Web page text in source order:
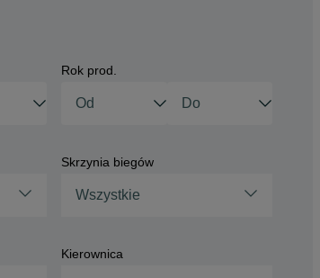
Rok prod.
Skrzynia biegów
Wszystkie
Kierownica